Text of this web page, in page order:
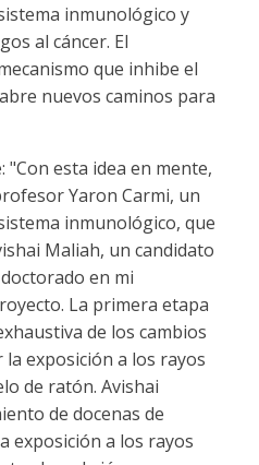
inmunológico y
al cáncer. El
que inhibe el
nuevos caminos para
"Con esta idea en mente,
Yaron Carmi, un
inmunológico, que
Maliah, un candidato
en mi
La primera etapa
de los cambios
exposición a los rayos
de ratón. Avishai
de docenas de
exposición a los rayos